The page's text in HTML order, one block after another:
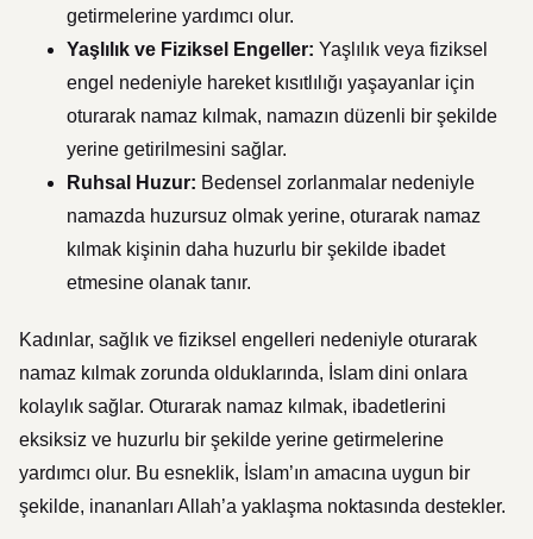
getirmelerine yardımcı olur.
Yaşlılık ve Fiziksel Engeller: Yaşlılık veya fiziksel
engel nedeniyle hareket kısıtlılığı yaşayanlar için
oturarak namaz kılmak, namazın düzenli bir şekilde
yerine getirilmesini sağlar.
Ruhsal Huzur: Bedensel zorlanmalar nedeniyle
namazda huzursuz olmak yerine, oturarak namaz
kılmak kişinin daha huzurlu bir şekilde ibadet
etmesine olanak tanır.
Kadınlar, sağlık ve fiziksel engelleri nedeniyle oturarak
namaz kılmak zorunda olduklarında, İslam dini onlara
kolaylık sağlar. Oturarak namaz kılmak, ibadetlerini
eksiksiz ve huzurlu bir şekilde yerine getirmelerine
yardımcı olur. Bu esneklik, İslam’ın amacına uygun bir
şekilde, inananları Allah’a yaklaşma noktasında destekler.